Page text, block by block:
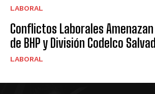
LABORAL
Conflictos Laborales
de BHP y División Codelco
LABORAL